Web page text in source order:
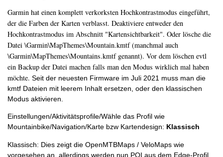
Garmin hat einen komplett verkorksten Hochkontrastmodus eingeführt,
der die Farben der Karten verblasst. Deaktiviere entweder den
Hochkontrastmodus im Abschnitt "Kartensichtbarkeit". Oder lösche die
Datei \Garmin\MapThemes\Mountain.kmtf (manchmal auch
\Garmin\MapThemes\Mountains.kmtf genannt). Vor dem löschen evtl
ein Backup der Datei machen falls man den Modus wirklich mal haben
möchte. Seit der neuesten Firmware im Juli 2021 muss man die
kmtf Dateien mit leerem Inhalt ersetzen, oder den klassischen
Modus aktivieren.
Einstellungen/Aktivitätsprofile/Wähle das Profil wie
Mountainbike/Navigation/Karte bzw Kartendesign: Klassisch
Klassisch: Dies zeigt die OpenMTBMaps / VeloMaps wie
vorgesehen an, allerdings werden nun POI aus dem Edge-Profil